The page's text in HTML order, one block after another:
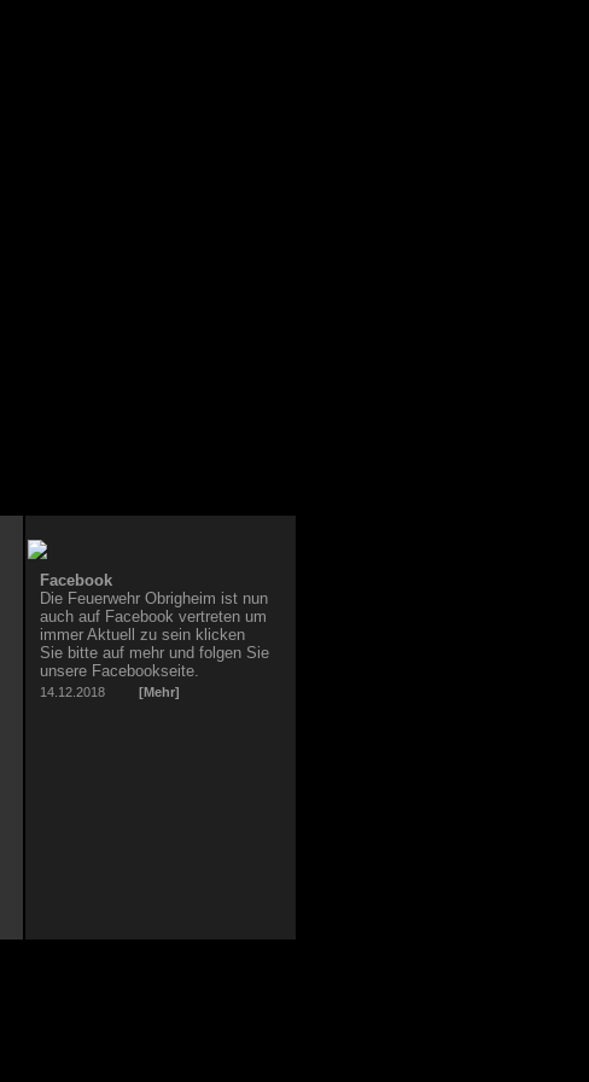
Facebook
Die Feuerwehr Obrigheim ist nun
auch auf Facebook vertreten um
immer Aktuell zu sein klicken
Sie bitte auf mehr und folgen Sie
unsere Facebookseite.
14.12.2018 [Mehr]